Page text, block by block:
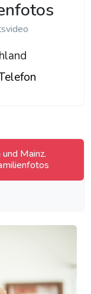
Mainz.